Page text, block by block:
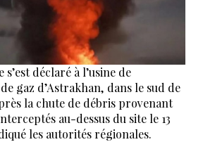
déclaré à l’usine de
gaz d’Astrakhan, dans le sud de
la chute de débris provenant
au-dessus du site le 13
les autorités régionales.